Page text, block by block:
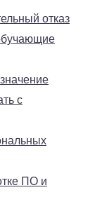
отказ
с
ПО и